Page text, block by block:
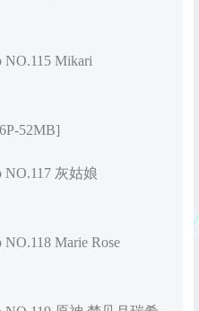
NO.115 Mikari
52MB]
NO.117 灰姑娘
NO.118 Marie Rose